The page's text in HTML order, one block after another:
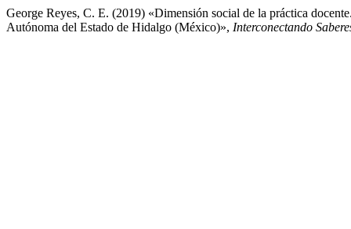
George Reyes, C. E. (2019) «Dimensión social de la práctica
Autónoma del Estado de Hidalgo (México)», Interconectando